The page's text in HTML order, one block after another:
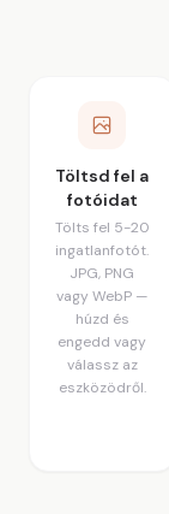
Töltsd fel a
fotóidat
Tölts fel 5-20
ingatlanfotót.
JPG, PNG
vagy WebP —
húzd és
engedd vagy
válassz az
eszközödről.